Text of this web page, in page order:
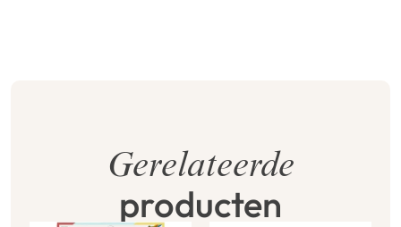
Gerelateerde
producten